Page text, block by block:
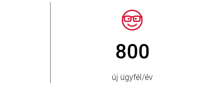
> 15 000
fojtószelep-változat